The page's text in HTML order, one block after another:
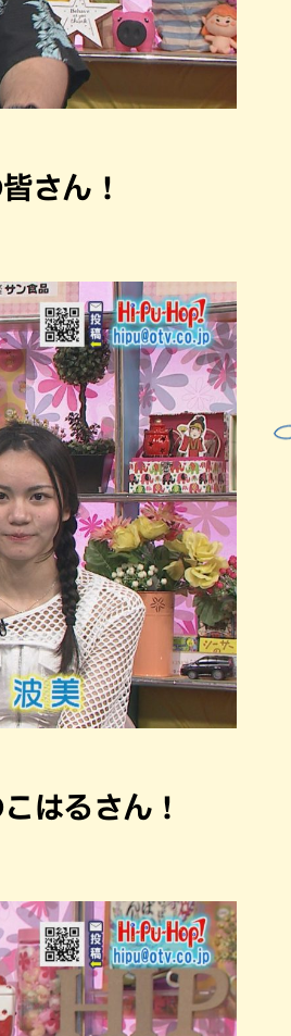
さん！
はるさん！